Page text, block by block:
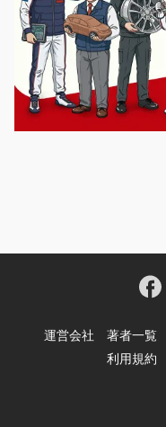
運営会社 著者一覧
利用規約